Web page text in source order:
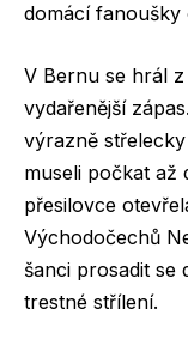
domácí fanoušky
V Bernu se hrál
vydařenější
výrazně
museli počkat až
přesilovce
Východočechů
šanci prosadit se
trestné střílení.